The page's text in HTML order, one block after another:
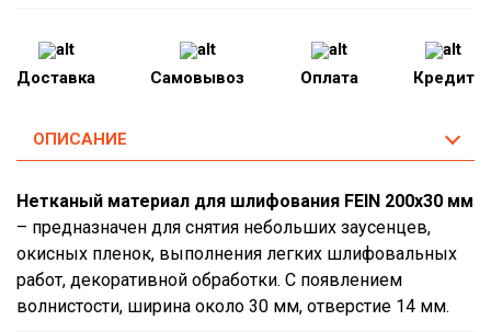
Доставка Самовывоз Оплата Кредит
ОПИСАНИЕ
Нетканый материал для шлифования FEIN 200x30 мм
– предназначен для снятия небольших заусенцев,
окисных пленок, выполнения легких шлифовальных
работ, декоративной обработки. С появлением
волнистости, ширина около 30 мм, отверстие 14 мм.